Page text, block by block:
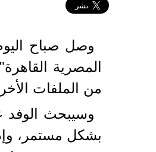
وصل صباح
المصرية
من الملفات
وسيبحث الوفد
بشكل مستمر،